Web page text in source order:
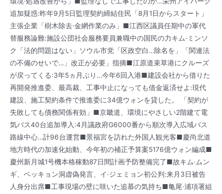
追加疑惑:昨年9月5日監理契約締結住民「8月1日からスタート」
主張企業「樹木除去·金網作業のみ」■江西区議員任期中の軍代
替服務論難:施設公団社会服務要員兼職中の国民の力キム·ミンソ
ク「法的問題はない」ソウル市党「区政空白…除名を」「関連法
の不備のせいで…」改正が必要」指摘■江原道束草港にクルーズ
が戻ってくる:3年5ヵ月ぶり…今年6回入港■建設会社から借りた
再開発推進委、最高裁、工事中止になっても借金返済せよ:現代
建設、施工契約条件で推進委に34億ウォンを貸した。 「契約が
失敗しても債務関係有効」■京畿道、環境にやさしい2階建て電
気バス40台追加導入:4月議政府G6000番から順次導入広域バス
路線中心…計96台運営■景福宮を訪れた外国人観光客■慶尚北道
地方時代の加速化始動、今年初の補正予算案5176億ウォン編成■
慶州新月城1号機本格稼動87日間計画予防整備完了■故キム·ムン
ギ、ベッキョン洞虚偽発言、イ·ジェミョン初公判:来月3日被告
人身分出席■工事現場の壁に咲いた追慕の気持ち■亀尾·浦項署組